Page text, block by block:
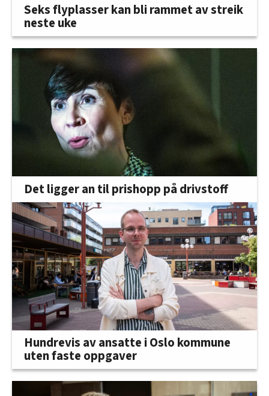
Seks flyplasser kan bli rammet av streik
neste uke
Det ligger an til prishopp på drivstoff
Hundrevis av ansatte i Oslo kommune
uten faste oppgaver